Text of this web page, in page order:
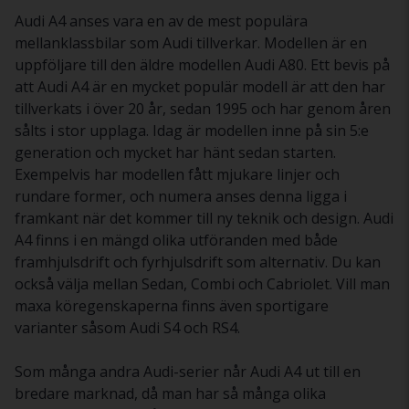
Audi A4 anses vara en av de mest populära
mellanklassbilar som Audi tillverkar. Modellen är en
uppföljare till den äldre modellen Audi A80. Ett bevis på
att Audi A4 är en mycket populär modell är att den har
tillverkats i över 20 år, sedan 1995 och har genom åren
sålts i stor upplaga. Idag är modellen inne på sin 5:e
generation och mycket har hänt sedan starten.
Exempelvis har modellen fått mjukare linjer och
rundare former, och numera anses denna ligga i
framkant när det kommer till ny teknik och design. Audi
A4 finns i en mängd olika utföranden med både
framhjulsdrift och fyrhjulsdrift som alternativ. Du kan
också välja mellan Sedan, Combi och Cabriolet. Vill man
maxa köregenskaperna finns även sportigare
varianter såsom Audi S4 och RS4.
Som många andra Audi-serier når Audi A4 ut till en
bredare marknad, då man har så många olika